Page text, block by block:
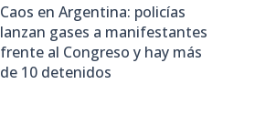
Caos en Argentina: policías
lanzan gases a manifestantes
frente al Congreso y hay más
de 10 detenidos